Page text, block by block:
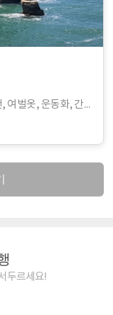
신분증, 세면도구, 겉옷, 비상약, 여분의 수건, 여벌옷, 운동화, 간편한 복장 등 - 도서/산간 지역으로 숙박 및 편의시설이 열악하여, 세면도구, 헤어드라이기 등이 제공되지 않습니다. (숙소에 따라 헤어드라이기가 비치된 곳도 있습니다.) - 아침/저녁으로 기온차가 있기 때문에 걸칠만한 겉옷을 준비해 주시기 바랍니다. - 장기적으로 복용하고 계신 약이 있으시면, 여유 있게 준비하시기 바랍니다. - 숙소 별로 수건은 하루에 1장씩 제공되나, 여분으로 하나씩 더 챙겨 오시면 좋습니다.
두르세요!